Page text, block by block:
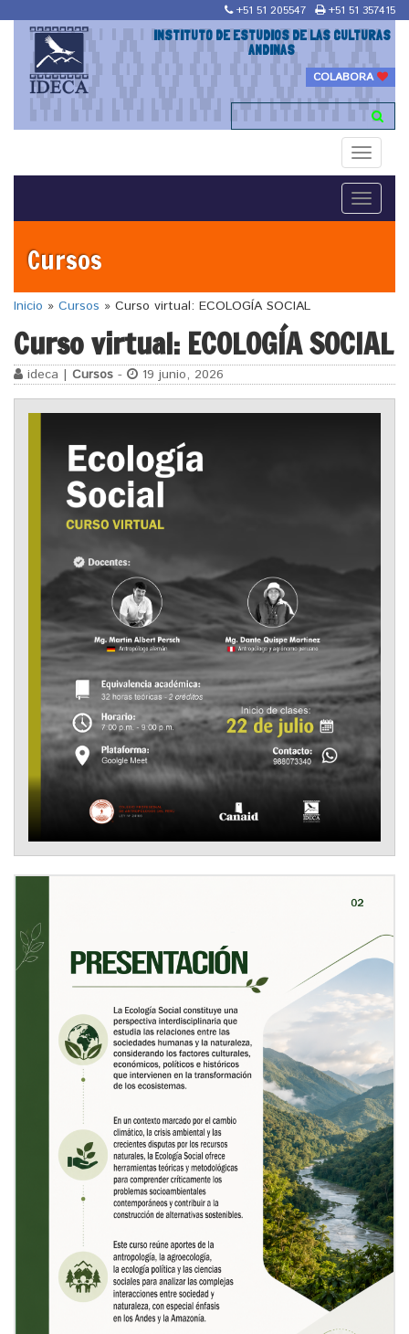
+51 51 205547 +51 51 357415
INSTITUTO DE ESTUDIOS DE LAS CULTURAS
ANDINAS
COLABORA
Toggle
Toggle
Cursos
Inicio » Cursos » Curso virtual: ECOLOGÍA SOCIAL
Curso virtual: ECOLOGÍA SOCIAL
ideca | Cursos - 19 junio, 2026